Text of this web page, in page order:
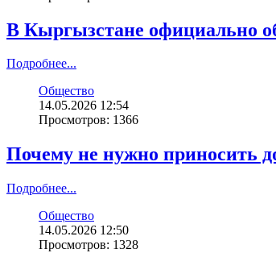
В Кыргызстане официально
Подробнее...
Общество
14.05.2026 12:54
Просмотров: 1366
Почему не нужно приносить
Подробнее...
Общество
14.05.2026 12:50
Просмотров: 1328